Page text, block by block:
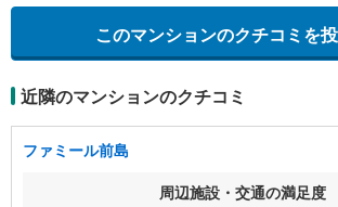
このマンションのクチコミを
近隣のマンションのクチコミ
ファミール前島
周辺施設・交通の満足度